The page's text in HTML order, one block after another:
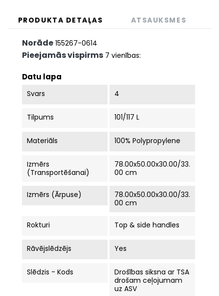
PRODUKTA DETAĻAS ATSAUKSMES
Norāde 155267-0614
Pieejamās vispirms 7 vienības:
Datu lapa
Svars 4
Tilpums 101/117 L
Materiāls 100% Polypropylene
Izmērs
(Transportēšanai)
78.00x50.00x30.00/33.
00 cm
Izmērs (ārpuse)
78.00x50.00x30.00/33.
00 cm
Rokturi Top & side handles
Rāvējslēdzējs Yes
Slēdzis - Kods
Drošības siksna ar TSA
drošam ceļojumam
uz ASV